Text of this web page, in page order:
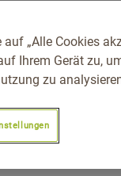
auf „Alle Cookies
Ihrem Gerät zu,
zu